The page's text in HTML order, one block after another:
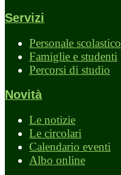
Servizi
Personale scolastico
Famiglie e studenti
Percorsi di studio
Novità
Le notizie
Le circolari
Calendario eventi
Albo online